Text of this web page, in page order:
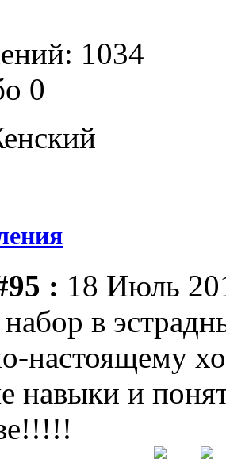
1034
0
: 18 Июль
в
настоящему
навыки и